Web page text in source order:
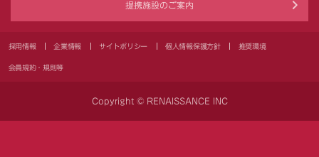
提携施設のご案内
採用情報 企業情報 サイトポリシー 個人情報保護方針 推奨環境
会員規約・規則等
Copyright © RENAISSANCE INC